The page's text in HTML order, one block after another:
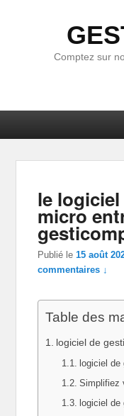
Comptez sur
le
micro
Publié le15 août
commentaires ↓
Table des
logiciel de
logiciel de
Simplifiez
logiciel de